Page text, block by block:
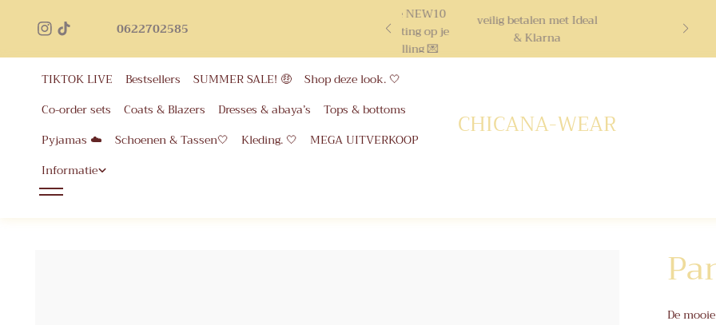
0622702585
Gebruik code NEW10
voor 10% korting op je
eerste bestelling 💌
veilig betalen met Ideal
& Klarna
TIKTOK LIVE Bestsellers SUMMER SALE! 🤑
Shop deze look. 🤍
Co-order sets
Coats & Blazers Dresses & abaya’s
Tops & bottoms
Pyjamas ☁️
Schoenen & Tassen🤍 Kleding. 🤍
MEGA UITVERKOOP
Informatie
CHICANA-WEAR
De